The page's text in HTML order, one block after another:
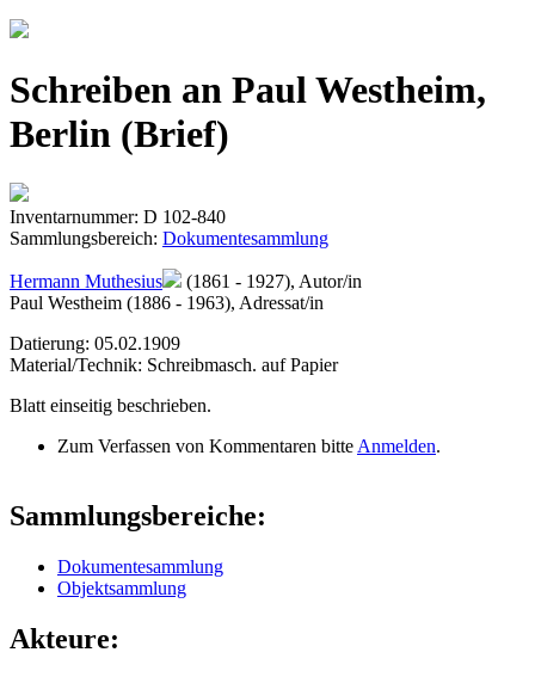
Jump to navigation
Schreiben an Paul Westheim,
Berlin (Brief)
Inventarnummer: D 102-840
Sammlungsbereich: Dokumentesammlung
Hermann Muthesius
(1861 - 1927), Autor/in
Paul Westheim (1886 - 1963), Adressat/in
Datierung: 05.02.1909
Material/Technik: Schreibmasch. auf Papier
Blatt einseitig beschrieben.
Zum Verfassen von Kommentaren bitte Anmelden.
Sammlungsbereiche:
Dokumentesammlung
Objektsammlung
Akteure: